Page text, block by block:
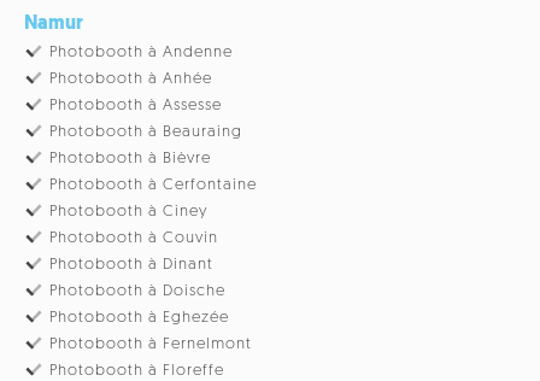
Namur
Photobooth à Andenne
Photobooth à Anhée
Photobooth à Assesse
Photobooth à Beauraing
Photobooth à Bièvre
Photobooth à Cerfontaine
Photobooth à Ciney
Photobooth à Couvin
Photobooth à Dinant
Photobooth à Doische
Photobooth à Eghezée
Photobooth à Fernelmont
Photobooth à Floreffe